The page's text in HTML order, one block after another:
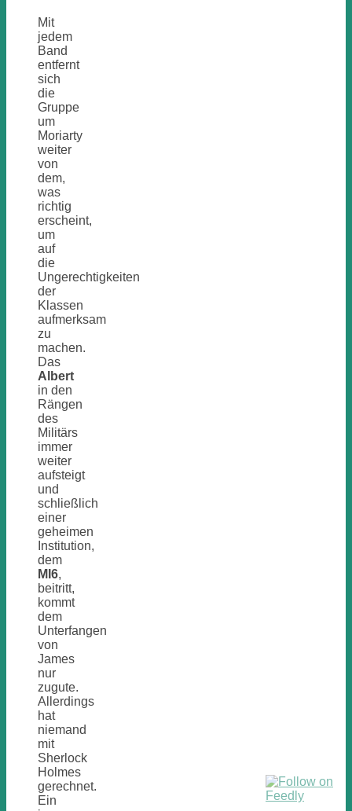
Mit
jedem
Band
entfernt
sich
die
Gruppe
um
Moriarty
weiter
von
dem,
was
richtig
erscheint,
um
auf
die
Ungerechtigkeiten
der
Klassen
aufmerksam
zu
machen.
Das
Albert
in den
Rängen
des
Militärs
immer
weiter
aufsteigt
und
schließlich
einer
geheimen
Institution,
dem
MI6,
beitritt,
kommt
dem
Unterfangen
von
James
nur
zugute.
Allerdings
hat
niemand
mit
Sherlock
Holmes
gerechnet.
Ein